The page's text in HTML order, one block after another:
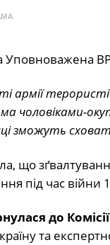
Уповноважена
армії
чоловіками-
зможуть
що
під час війни
до
та